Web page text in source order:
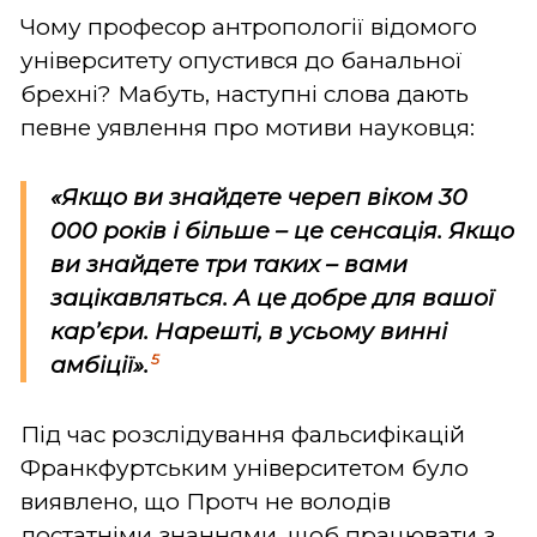
Чому професор антропології відомого
університету опустився до банальної
брехні? Мабуть, наступні слова дають
певне уявлення про мотиви науковця:
«Якщо ви знайдете череп віком 30
000 років і більше – це сенсація. Якщо
ви знайдете три таких – вами
зацікавляться. А це добре для вашої
кар’єри. Нарешті, в усьому винні
амбіції». 5
Під час розслідування фальсифікацій
Франкфуртським університетом було
виявлено, що Протч не володів